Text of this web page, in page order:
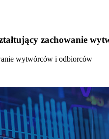
zachowanie
wytwórców i odbiorców